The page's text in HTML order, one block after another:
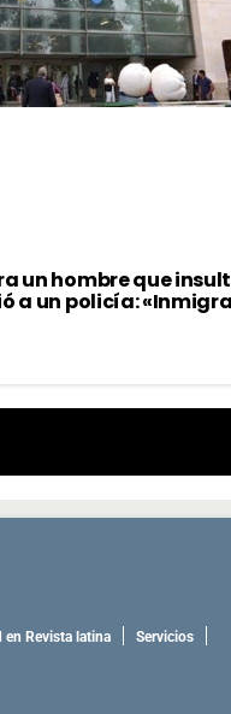
un hombre que
a un policía:
en Revista latina
Servicios